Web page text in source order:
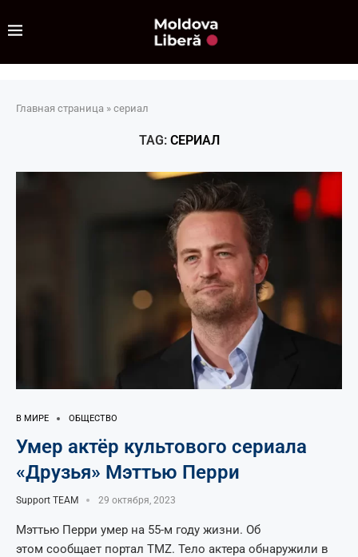
Главная страница » сериал
TAG: СЕРИАЛ
В МИРЕ ОБЩЕСТВО
Умер актёр культового сериала
«Друзья» Мэттью Перри
Support TEAM 29 октября, 2023
Мэттью Перри умер на 55-м году жизни. Об
этом сообщает портал TMZ. Тело актера обнаружили в